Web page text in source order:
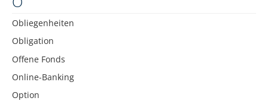
Obliegenheiten
Obligation
Offene Fonds
Online-Banking
Option